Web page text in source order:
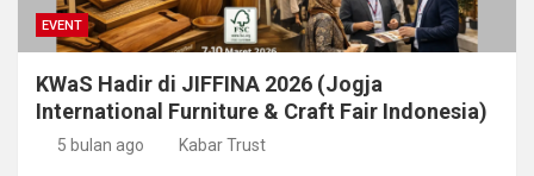
EVENT
KWaS Hadir di JIFFINA 2026 (Jogja
International Furniture & Craft Fair Indonesia)
5 bulan ago Kabar Trust